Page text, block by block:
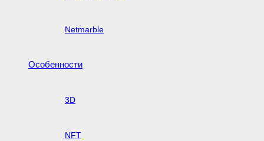
Netmarble
Особенности
3D
NFT